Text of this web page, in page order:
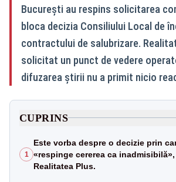
București au respins solicitarea
bloca decizia Consiliului Local de
contractului de salubrizare.
solicitat un punct de vedere
difuzarea știrii nu a primit nicio
CUPRINS
1
Este vorba despre o decizie prin
«respinge cererea ca
Realitatea Plus.